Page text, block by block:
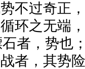
不过奇正
环之无端
者，势也
者，其势